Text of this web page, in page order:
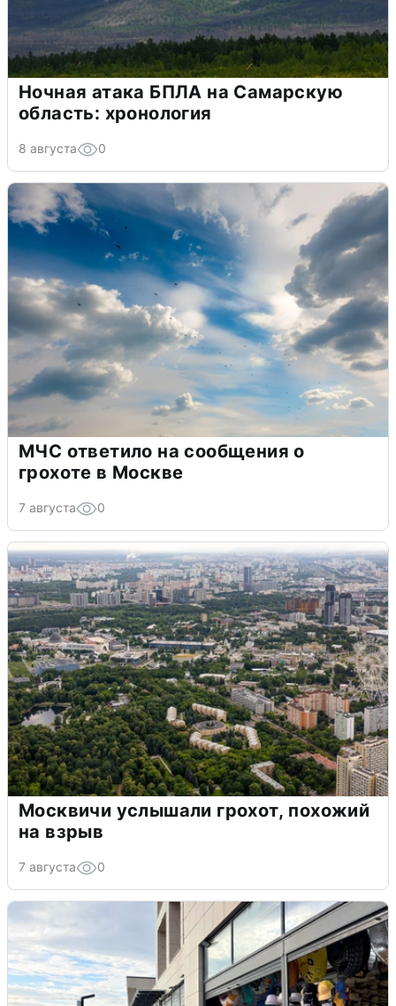
Ночная атака БПЛА на Самарскую
область: хронология
8 августа 0
МЧС ответило на сообщения о
грохоте в Москве
7 августа 0
Москвичи услышали грохот, похожий
на взрыв
7 августа 0